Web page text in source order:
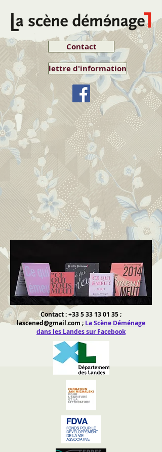
Contact
lettre d'information
Contact :+33 5 33 13 01 35;
lascened@gmail.com ; La Scène Déménage
dans les Landes sur Facebook